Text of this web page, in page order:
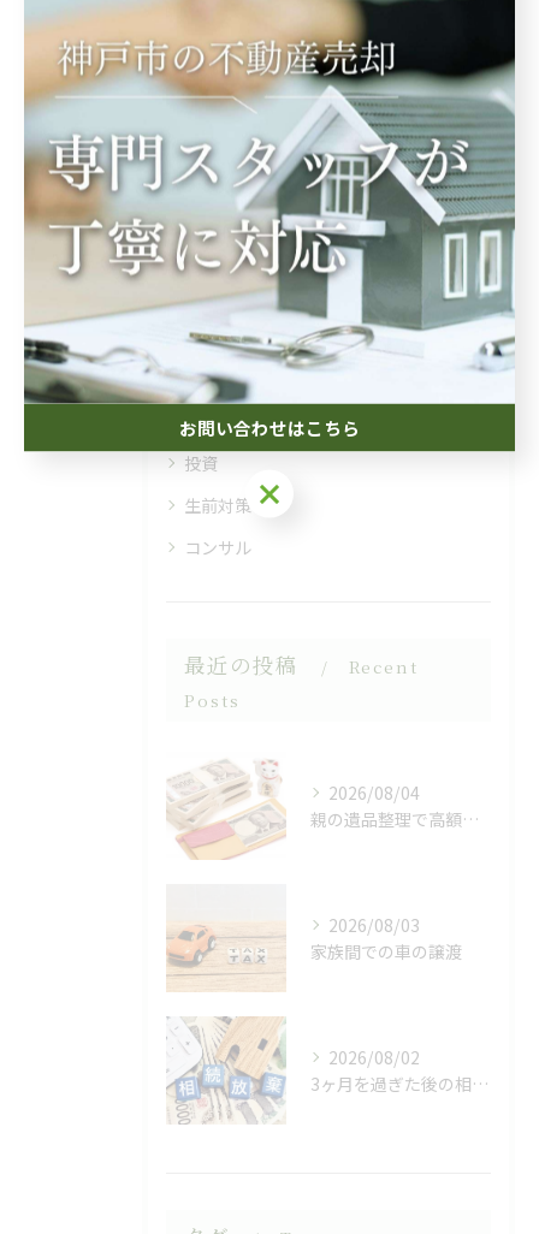
関連タグ
#相続 #土地
カテゴリー Categories
全てのカテゴリー
相続
空き家
投資
生前対策
コンサル
最近の投稿
Recent
Posts
2026/08/04
親の遺品整理で高額の現金が
2026/08/03
家族間での車の譲渡
2026/08/02
3ヶ月を過ぎた後の相続放棄
お問い合わせはこちら
お問い合わせはこちら